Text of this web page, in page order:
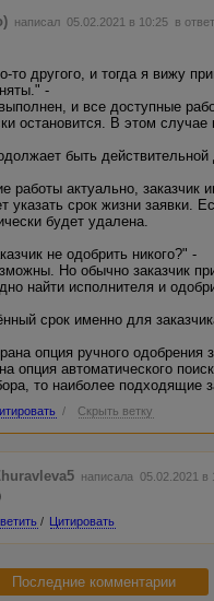
написал 05.02.2021 в 10:25 в
то другого, и тогда я вижу
-
и все доступные
остановится. В этом
быть
работы актуально, заказчик
указать срок жизни заявки.
будет удалена.
не одобрить никого?" -
Но обычно заказчик
найти исполнителя и
срок именно для
опция ручного одобрения
опция автоматического
то наиболее подходящие
/ Скрыть ветку
написала 05.02.2021
/ Цитировать
Последние комментарии